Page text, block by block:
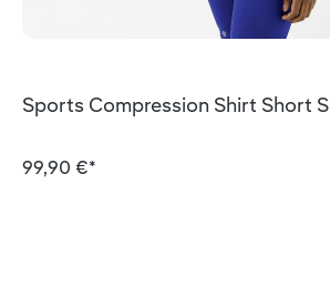
Sports Compression Shirt Short
99,90 €*